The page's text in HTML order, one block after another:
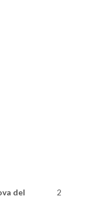
del
2